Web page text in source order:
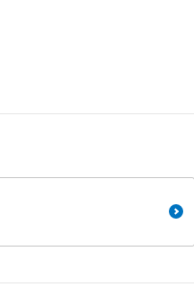
制限があるコースです。